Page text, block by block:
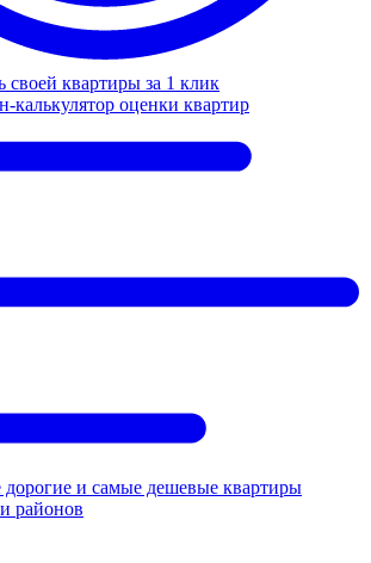
своей квартиры за 1 клик
калькулятор оценки квартир
дорогие и самые дешевые квартиры
районов